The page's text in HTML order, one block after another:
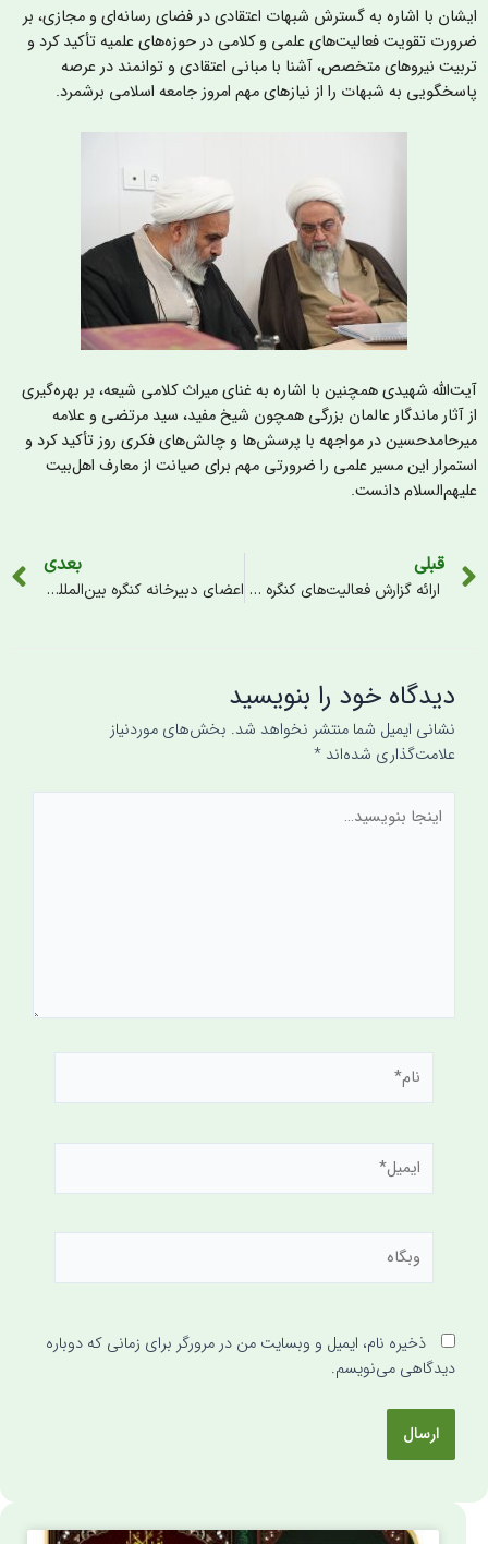
با اشاره به گسترش شبهات اعتقادی در فضای رسانه‌ای و مجازی، بر
تقویت فعالیت‌های علمی و کلامی در حوزه‌های علمیه تأکید کرد و
نیروهای متخصص، آشنا با مبانی اعتقادی و توانمند در عرصه
به شبهات را از نیازهای مهم امروز جامعه اسلامی برشمرد.
شهیدی همچنین با اشاره به غنای میراث کلامی شیعه، بر بهره‌گیری
آثار ماندگار عالمان بزرگی همچون شیخ مفید، سید مرتضی و علامه
در مواجهه با پرسش‌ها و چالش‌های فکری روز تأکید کرد و
این مسیر علمی را ضرورتی مهم برای صیانت از معارف اهل‌بیت
دانست.
قبلی
ارائه گزارش فعالیت‌های کنگره بین‌المللی بزرگداشت علامه میرحامدحسین لکهنوی به آیت‌الله محمد محمدی قائینی دام عزه
بعدی
اعضای دبیرخانه کنگره بین‌المللی بزرگداشت علامه میرحامدحسین لکهنوی با نماینده ولی‌فقیه در هند دیدار کردند.
دیدگاه‌ خود را بنویسید
نشانی ایمیل شما منتشر نخواهد شد.بخش‌های موردنیاز
علامت‌گذاری شده‌اند*
ذخیره نام، ایمیل و وبسایت من در مرورگر برای زمانی که دوباره
دیدگاهی می‌نویسم.